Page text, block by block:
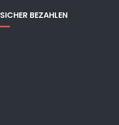
SICHER BEZAHLEN